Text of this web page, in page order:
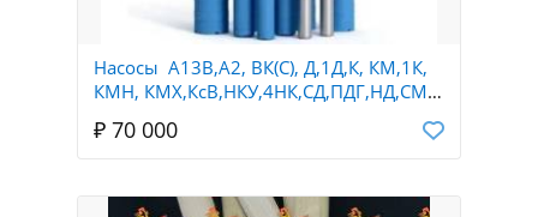
Насосы А13В,А2, ВК(С), Д,1Д,К, КМ,1К,
КМН, КМХ,КсВ,НКУ,4НК,СД,ПДГ,НД,СМ,
₽ 70 000